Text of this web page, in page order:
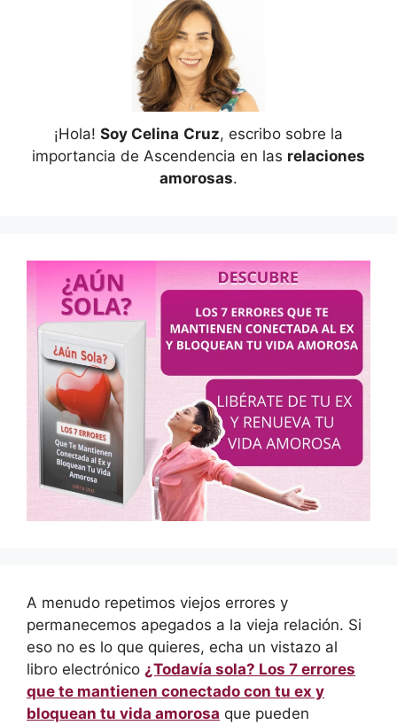
¡Hola! Soy Celina Cruz, escribo sobre la
importancia de Ascendencia en las relaciones
amorosas.
A menudo repetimos viejos errores y
permanecemos apegados a la vieja relación. Si
eso no es lo que quieres, echa un vistazo al
libro electrónico ¿Todavía sola? Los 7 errores
que te mantienen conectado con tu ex y
bloquean tu vida amorosa que pueden